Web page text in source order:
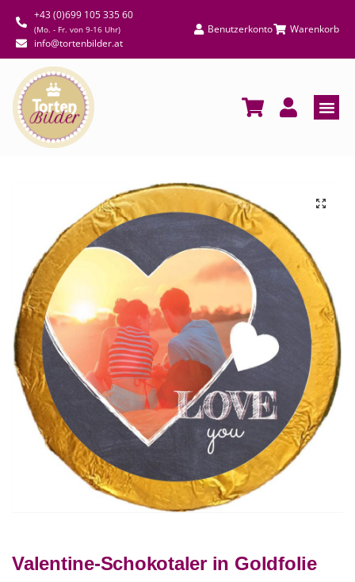
+43 (0)699 105 335 60
(Mo. - Fr. von 9-16 Uhr)
info@tortenbilder.at
Benutzerkonto Warenkorb
Valentine-Schokotaler in Goldfolie